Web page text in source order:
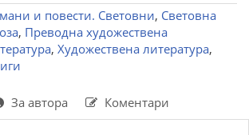
и повести. Световни, Световна
, Преводна художествена
, Художествена литература,
За автора Коментари